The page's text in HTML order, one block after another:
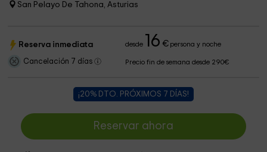
San Pelayo De Tahona, Asturias
Reserva inmediata desde 16 €persona y noche
Cancelación 7 días Precio fin de semana desde 290€
¡20% DTO. PRÓXIMOS 7 DÍAS!
Reservar ahora